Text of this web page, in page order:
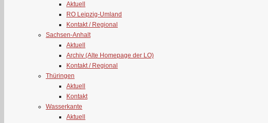
Aktuell
RO Leipzig-Umland
Kontakt / Regional
Sachsen-Anhalt
Aktuell
Archiv (Alte Homepage der LO)
Kontakt / Regional
Thüringen
Aktuell
Kontakt
Wasserkante
Aktuell